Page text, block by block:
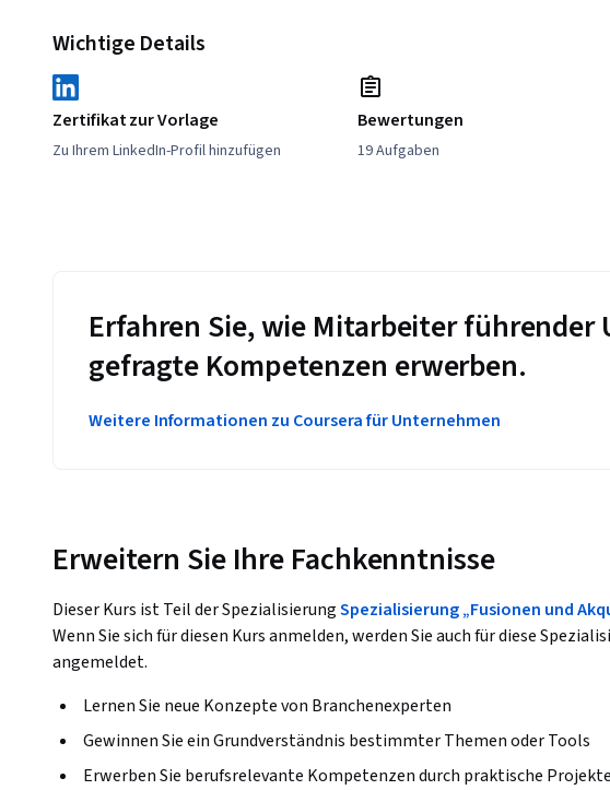
Wichtige Details
Zertifikat zur Vorlage
Zu Ihrem LinkedIn-Profil hinzufügen
Bewertungen
19 Aufgaben
Erfahren Sie, wie Mitarbeiter führender
gefragte Kompetenzen erwerben.
Weitere Informationen zu Coursera für Unternehmen
Erweitern Sie Ihre Fachkenntnisse
Dieser Kurs ist Teil der SpezialisierungSpezialisierung „Fusionen und
Wenn Sie sich für diesen Kurs anmelden, werden Sie auch für diese
angemeldet.
Lernen Sie neue Konzepte von Branchenexperten
Gewinnen Sie ein Grundverständnis bestimmter Themen oder Tools
Erwerben Sie berufsrelevante Kompetenzen durch praktische Projekte